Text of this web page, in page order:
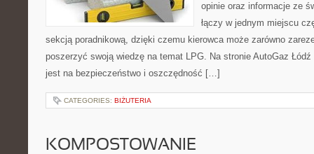
opinie oraz informacje ze
łączy w jednym miejscu
sekcją poradnikową, dzięki czemu kierowca może zarówno
poszerzyć swoją wiedzę na temat LPG. Na stronie AutoGaz
jest na bezpieczeństwo i oszczędność […]
CATEGORIES: BIŻUTERIA
KOMPOSTOWANIE